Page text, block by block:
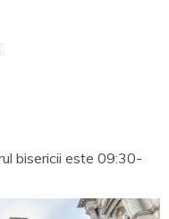
bisericii este 09:30-